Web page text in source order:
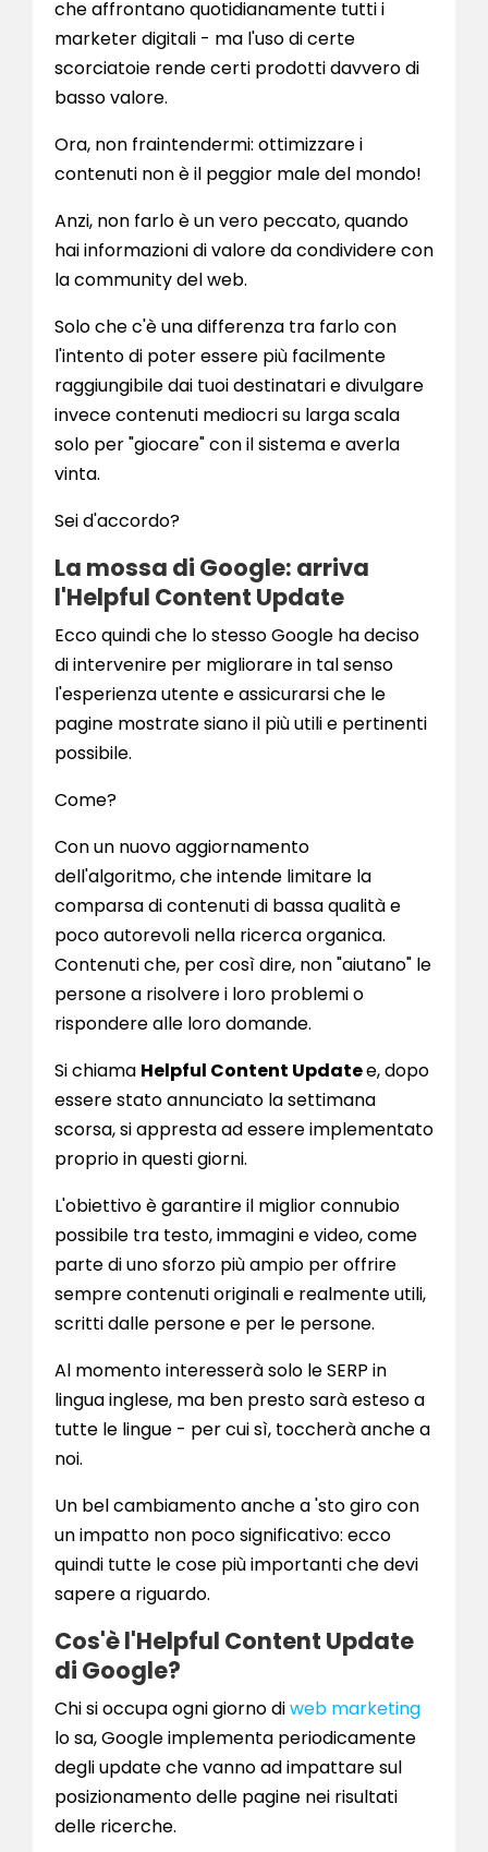
che affrontano quotidianamente tutti i
marketer digitali - ma l'uso di certe
scorciatoie rende certi prodotti davvero di
basso valore.
Ora, non fraintendermi: ottimizzare i
contenuti non è il peggior male del mondo!
Anzi, non farlo è un vero peccato, quando
hai informazioni di valore da condividere con
la community del web.
Solo che c'è una differenza tra farlo con
l'intento di poter essere più facilmente
raggiungibile dai tuoi destinatari e divulgare
invece contenuti mediocri su larga scala
solo per "giocare" con il sistema e averla
vinta.
Sei d'accordo?
La mossa di Google: arriva
l'Helpful Content Update
Ecco quindi che lo stesso Google ha deciso
di intervenire per migliorare in tal senso
l'esperienza utente e assicurarsi che le
pagine mostrate siano il più utili e pertinenti
possibile.
Come?
Con un nuovo aggiornamento
dell'algoritmo, che intende limitare la
comparsa di contenuti di bassa qualità e
poco autorevoli nella ricerca organica.
Contenuti che, per così dire, non "aiutano" le
persone a risolvere i loro problemi o
rispondere alle loro domande.
Si chiama Helpful Content Updatee, dopo
essere stato annunciato la settimana
scorsa, si appresta ad essere implementato
proprio in questi giorni.
L'obiettivo è garantire il miglior connubio
possibile tra testo, immagini e video, come
parte di uno sforzo più ampio per offrire
sempre contenuti originali e realmente utili,
scritti dalle persone e per le persone.
Al momento interesserà solo le SERP in
lingua inglese, ma ben presto sarà esteso a
tutte le lingue - per cui sì, toccherà anche a
noi.
Un bel cambiamento anche a 'sto giro con
un impatto non poco significativo: ecco
quindi tutte le cose più importanti che devi
sapere a riguardo.
Cos'è l'Helpful Content Update
di Google?
Chi si occupa ogni giorno diweb marketing
lo sa, Google implementa periodicamente
degli update che vanno ad impattare sul
posizionamento delle pagine nei risultati
delle ricerche.